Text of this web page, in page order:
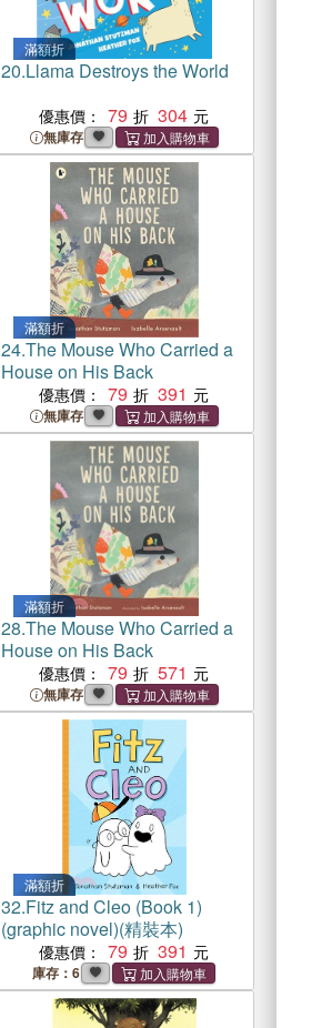
滿額折
20.Llama Destroys the World
優惠價： 79 304
無庫存
滿額折
24.The Mouse Who Carried a
House on His Back
優惠價： 79 391
無庫存
滿額折
28.The Mouse Who Carried a
House on His Back
優惠價： 79 571
無庫存
滿額折
32.Fitz and Cleo (Book 1)
(graphic novel)(精裝本)
優惠價： 79 391
庫存：6